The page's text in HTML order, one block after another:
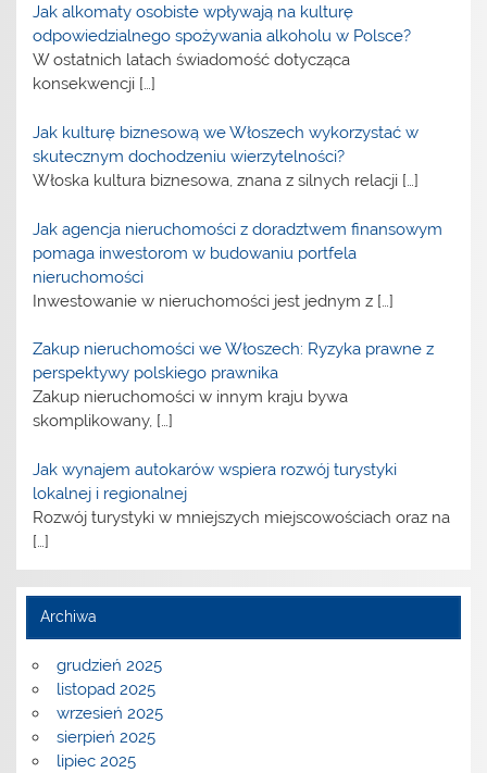
Jak alkomaty osobiste wpływają na kulturę
odpowiedzialnego spożywania alkoholu w Polsce?
W ostatnich latach świadomość dotycząca
konsekwencji […]
Jak kulturę biznesową we Włoszech wykorzystać w
skutecznym dochodzeniu wierzytelności?
Włoska kultura biznesowa, znana z silnych relacji […]
Jak agencja nieruchomości z doradztwem finansowym
pomaga inwestorom w budowaniu portfela
nieruchomości
Inwestowanie w nieruchomości jest jednym z […]
Zakup nieruchomości we Włoszech: Ryzyka prawne z
perspektywy polskiego prawnika
Zakup nieruchomości w innym kraju bywa
skomplikowany, […]
Jak wynajem autokarów wspiera rozwój turystyki
lokalnej i regionalnej
Rozwój turystyki w mniejszych miejscowościach oraz na
[…]
Archiwa
grudzień 2025
listopad 2025
wrzesień 2025
sierpień 2025
lipiec 2025